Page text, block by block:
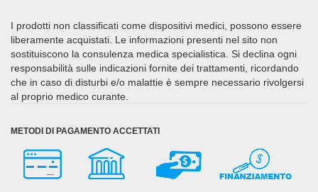
I prodotti non classificati come dispositivi medici, possono essere
liberamente acquistati. Le informazioni presenti nel sito non
sostituiscono la consulenza medica specialistica. Si declina ogni
responsabilità sulle indicazioni fornite dei trattamenti, ricordando
che in caso di disturbi e/o malattie è sempre necessario rivolgersi
al proprio medico curante.
METODI DI PAGAMENTO ACCETTATI